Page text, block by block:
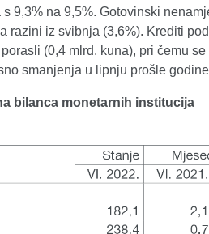
9,3% na 9,5%. Gotovinski
razini iz svibnja (3,6%). Krediti
(0,4 mlrd. kuna), pri čemu
smanjenja u lipnju prošle
bilanca monetarnih institucija